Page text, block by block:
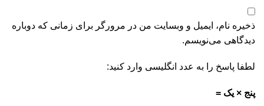
ذخیره نام، ایمیل و وبسایت من در مرورگر برای زمانی که دوباره
دیدگاهی می‌نویسم.
لطفا پاسخ را به عدد انگلیسی وارد کنید:
پنج × یک =